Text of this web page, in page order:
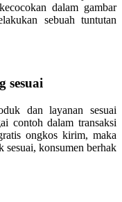
dalam gambar
sebuah tuntutan
sesuai
dan layanan sesuai
contoh dalam transaksi
ongkos kirim, maka
sesuai, konsumen berhak